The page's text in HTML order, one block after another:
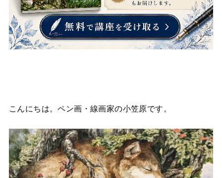
こんにちは。ペン画・線画家の小笠原です。